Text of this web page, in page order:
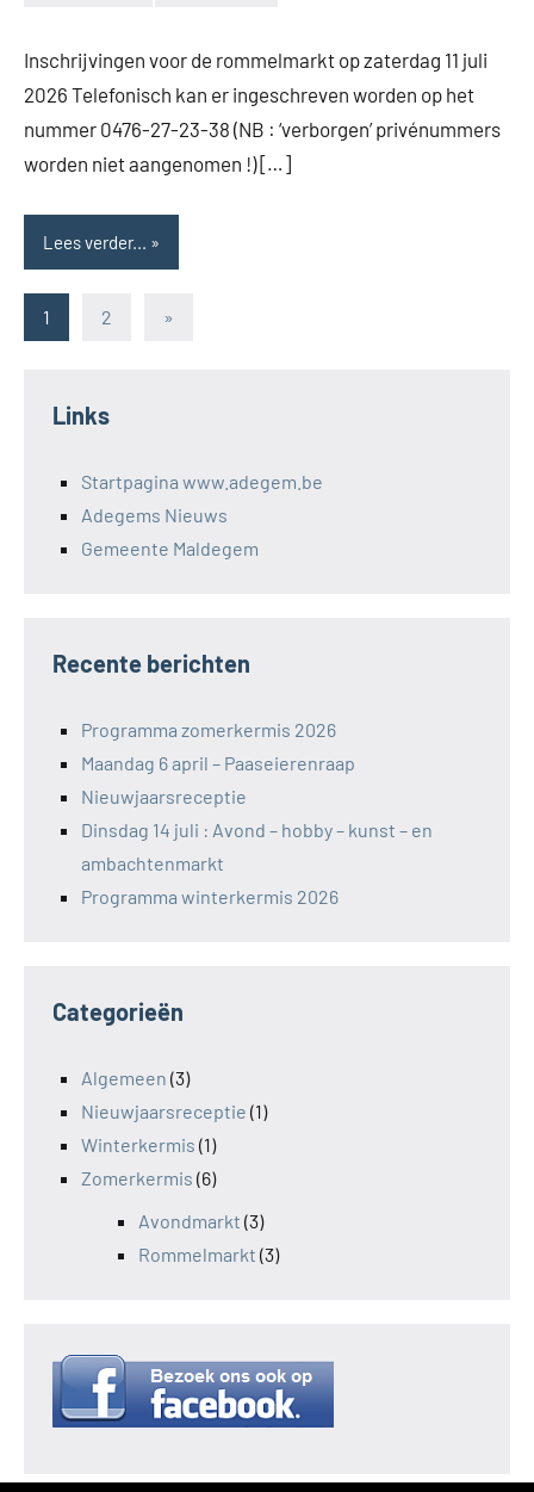
Inschrijvingen voor de rommelmarkt op zaterdag 11 juli
2026 Telefonisch kan er ingeschreven worden op het
nummer 0476-27-23-38 (NB : ‘verborgen’ privénummers
worden niet aangenomen !) […]
Lees verder...
Berichten
1 2
Volgende
»
Links
Startpagina www.adegem.be
Adegems Nieuws
Gemeente Maldegem
Recente berichten
Programma zomerkermis 2026
Maandag 6 april – Paaseierenraap
Nieuwjaarsreceptie
Dinsdag 14 juli : Avond – hobby – kunst – en
ambachtenmarkt
Programma winterkermis 2026
Categorieën
Algemeen (3)
Nieuwjaarsreceptie (1)
Winterkermis (1)
Zomerkermis (6)
Avondmarkt (3)
Rommelmarkt (3)